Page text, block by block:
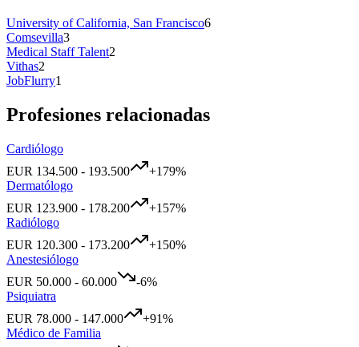
University of California, San Francisco6
Comsevilla3
Medical Staff Talent2
Vithas2
JobFlurry1
Profesiones relacionadas
Cardiólogo
EUR 134.500 - 193.500 +179%
Dermatólogo
EUR 123.900 - 178.200 +157%
Radiólogo
EUR 120.300 - 173.200 +150%
Anestesiólogo
EUR 50.000 - 60.000 -6%
Psiquiatra
EUR 78.000 - 147.000 +91%
Médico de Familia